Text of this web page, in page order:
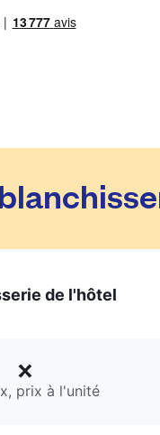
de l'hôtel
prix à l'unité